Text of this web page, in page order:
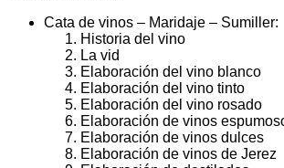
Cata de vinos – Maridaje – Sumiller:
Historia del vino
La vid
Elaboración del vino blanco
Elaboración del vino tinto
Elaboración del vino rosado
Elaboración de vinos
Elaboración de vinos dulces
Elaboración de vinos de Jerez